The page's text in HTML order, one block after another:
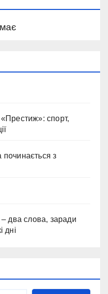
спорт,
з
два слова, заради
дні